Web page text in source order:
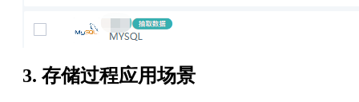
3. 存储过程应用场景